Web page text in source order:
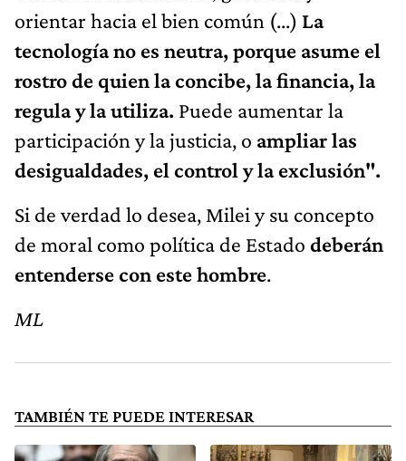
orientar hacia el bien común (...) La
tecnología no es neutra, porque asume el
rostro de quien la concibe, la financia, la
regula y la utiliza. Puede aumentar la
participación y la justicia, o ampliar las
desigualdades, el control y la exclusión".
Si de verdad lo desea, Milei y su concepto
de moral como política de Estado deberán
entenderse con este hombre.
ML
TAMBIÉN TE PUEDE INTERESAR